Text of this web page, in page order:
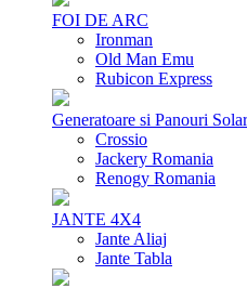
FOI DE ARC
Ironman
Old Man Emu
Rubicon Express
Generatoare si Panouri
Crossio
Jackery Romania
Renogy Romania
JANTE 4X4
Jante Aliaj
Jante Tabla